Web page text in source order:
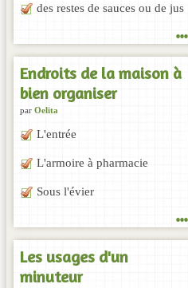
des restes de sauces ou de jus
...
Endroits de la maison à
bien organiser
par Oelita
L'entrée
L'armoire à pharmacie
Sous l'évier
...
Les usages d'un
minuteur